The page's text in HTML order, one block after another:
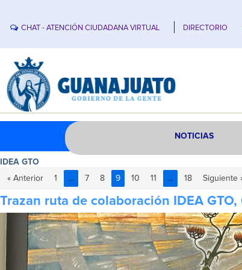
CHAT - ATENCIÓN CIUDADANA VIRTUAL DIRECTORIO
NOTICIAS
IDEA GTO
« Anterior
1 … 7 8 9 10 11 … 18 Siguiente
Trazan ruta de colaboración IDEA